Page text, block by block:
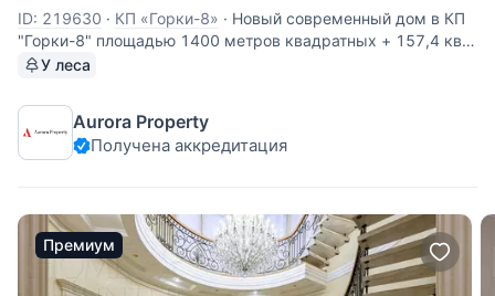
ID: 219630 · КП «Горки-8» · Новый современный дом в КП
"Горки-8" площадью 1400 метров квадратных + 157,4 кв.
гараж на 3 машины с квартирой для персонала на
кабинетом, бассейном, сауной, хамамом и пассажирским
лифтом. На цокольном
У леса
Aurora Property
Получена аккредитация
Премиум